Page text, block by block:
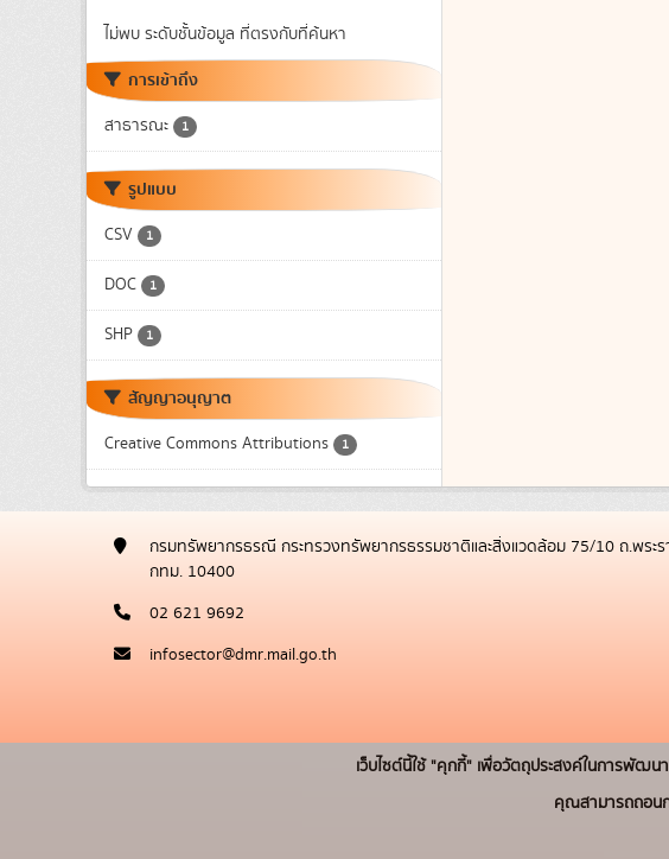
ไม่พบ ระดับชั้นข้อมูล ที่ตรงกับที่ค้นหา
การเข้าถึง
สาธารณะ 1
รูปแบบ
CSV 1
DOC 1
SHP 1
สัญญาอนุญาต
Creative Commons Attributions 1
กรมทรัพยากรธรณี กระทรวงทรัพยากรธรรมชาติและสิ่งแวดล้อม 75/10 ถ.พระ
กทม. 10400
02 621 9692
infosector@dmr.mail.go.th
เว็บไซต์นี้ใช้ "คุกกี้" เพื่อวัตถุประสงค์ในการพัฒ
คุณสามารถถอน